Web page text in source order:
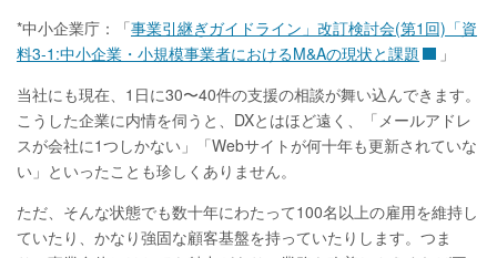
*中小企業庁：「事業引継ぎガイドライン」改訂検討会(第1回)「資
料3-1:中小企業・小規模事業者におけるM&Aの現状と課題
」
当社にも現在、1日に30〜40件の支援の相談が舞い込んできます。
こうした企業に内情を伺うと、DXとはほど遠く、「メールアドレ
スが会社に1つしかない」「Webサイトが何十年も更新されていな
い」といったことも珍しくありません。
ただ、そんな状態でも数十年にわたって100名以上の雇用を維持し
ていたり、かなり強固な顧客基盤を持っていたりします。つま